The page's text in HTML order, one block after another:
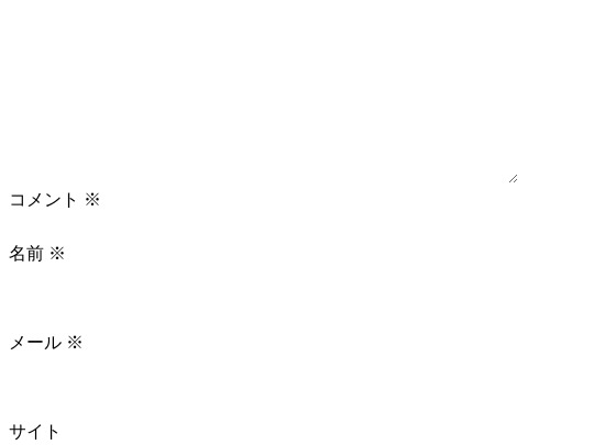
コメント ※
名前 ※
メール ※
サイト